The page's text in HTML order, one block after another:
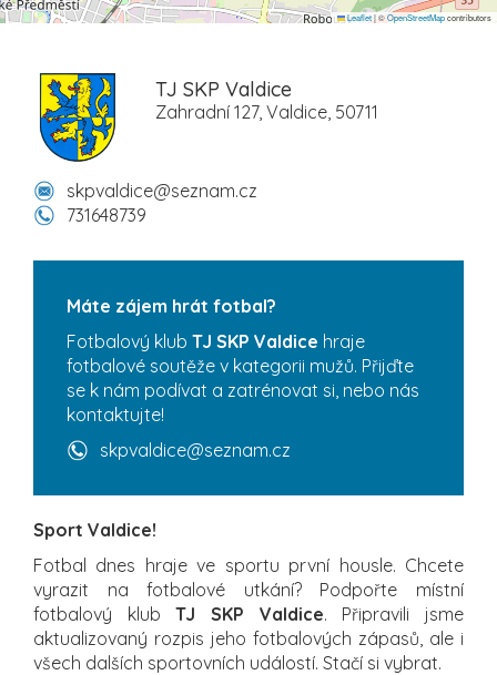
Leaflet|©OpenStreetMapcontributors
TJ SKP Valdice
Zahradní 127, Valdice, 50711
skpvaldice@seznam.cz
731648739
Máte zájem hrát fotbal?
Fotbalový klub TJ SKP Valdice hraje
fotbalové soutěže v kategorii mužů. Přijďte
se k nám podívat a zatrénovat si, nebo nás
kontaktujte!
skpvaldice@seznam.cz
Sport Valdice!
Fotbal dnes hraje ve sportu první housle. Chcete
vyrazit na fotbalové utkání? Podpořte místní
fotbalový klubTJ SKP Valdice. Připravili jsme
aktualizovaný rozpis jeho fotbalových zápasů, ale i
všech dalších sportovních událostí. Stačí si vybrat.